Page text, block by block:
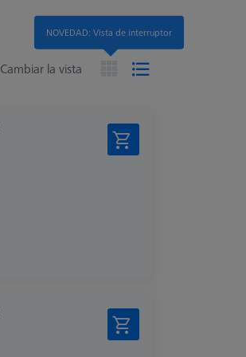
Cambiar la vista
NOVEDAD: Vista de interruptor